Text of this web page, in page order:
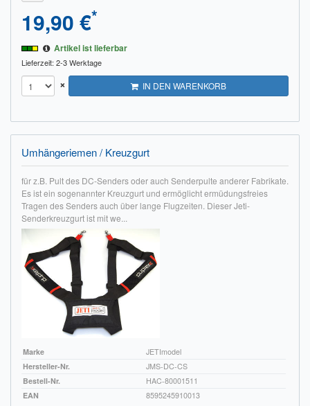
19,90 €*
Artikel ist lieferbar
Lieferzeit: 2-3 Werktage
× IN DEN WARENKORB
Umhängeriemen / Kreuzgurt
für z.B. Pult des DC-Senders oder auch Senderpulte anderer Fabrikate.
Es ist ein sogenannter Kreuzgurt und ermöglicht ermüdungsfreies
Tragen des Senders auch über lange Flugzeiten. Dieser Jeti-
Senderkreuzgurt ist mit we...
Marke
JETImodel
Hersteller-Nr.
JMS-DC-CS
Bestell-Nr.
HAC-80001511
EAN
8595245910013